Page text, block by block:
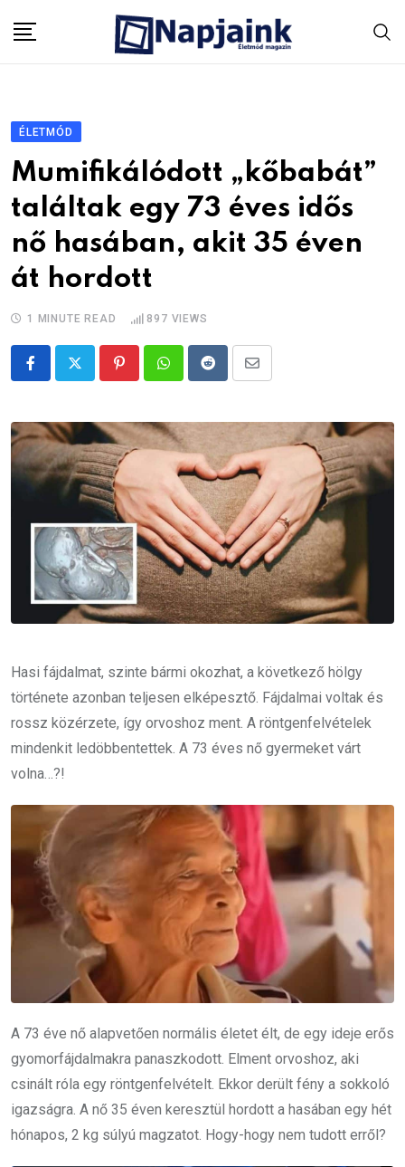
ÉLETMÓD
Mumifikálódott „kőbabát”
találtak egy 73 éves idős
nő hasában, akit 35 éven
át hordott
1 MINUTE READ 897 VIEWS
PinterestWhatsappRedditShare
Email
Hasi fájdalmat, szinte bármi okozhat, a következő hölgy
története azonban teljesen elképesztő. Fájdalmai voltak és
rossz közérzete, így orvoshoz ment. A röntgenfelvételek
mindenkit ledöbbentettek. A 73 éves nő gyermeket várt
volna…?!
A 73 éve nő alapvetően normális életet élt, de egy ideje erős
gyomorfájdalmakra panaszkodott. Elment orvoshoz, aki
csinált róla egy röntgenfelvételt. Ekkor derült fény a sokkoló
igazságra. A nő 35 éven keresztül hordott a hasában egy hét
hónapos, 2 kg súlyú magzatot. Hogy-hogy nem tudott erről?